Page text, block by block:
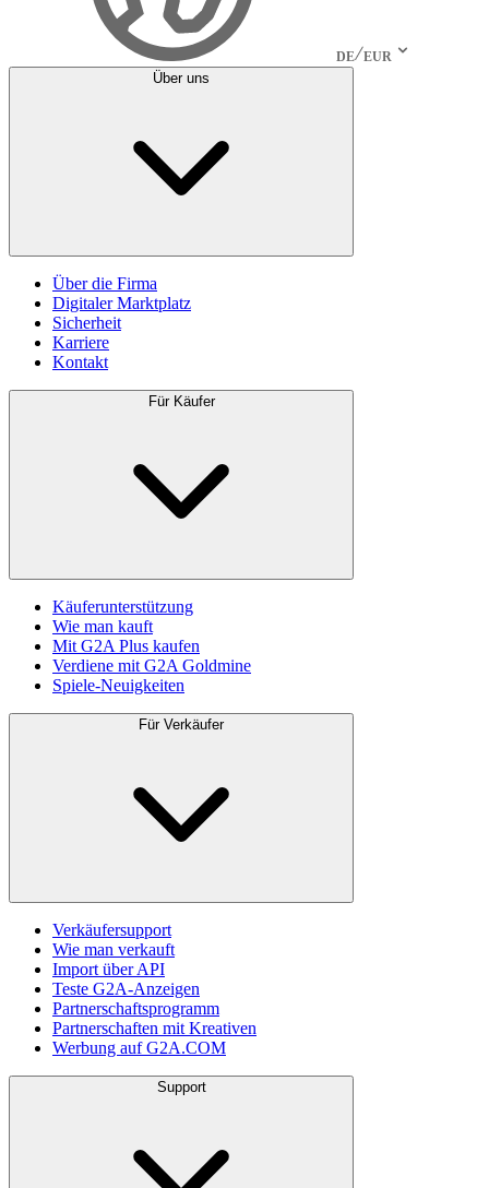
DE EUR
Über uns
Über die Firma
Digitaler Marktplatz
Sicherheit
Karriere
Kontakt
Für Käufer
Käuferunterstützung
Wie man kauft
Mit G2A Plus kaufen
Verdiene mit G2A Goldmine
Spiele-Neuigkeiten
Für Verkäufer
Verkäufersupport
Wie man verkauft
Import über API
Teste G2A-Anzeigen
Partnerschaftsprogramm
Partnerschaften mit Kreativen
Werbung auf G2A.COM
Support